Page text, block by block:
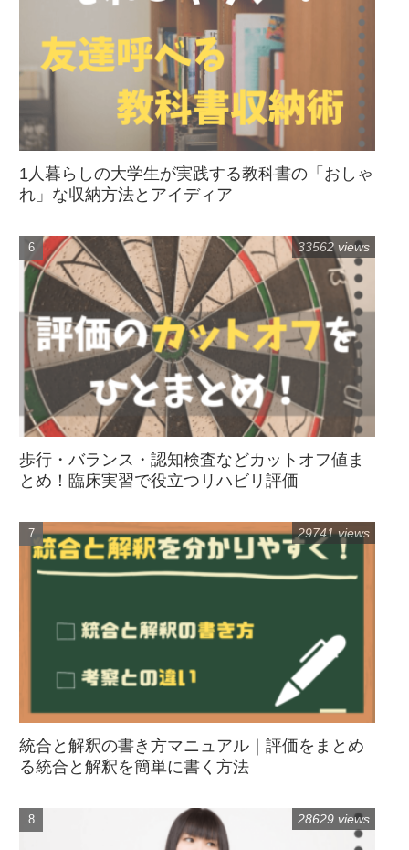
1人暮らしの大学生が実践する教科書の「おしゃ
れ」な収納方法とアイディア
歩行・バランス・認知検査などカットオフ値ま
とめ！臨床実習で役立つリハビリ評価
33562 views
統合と解釈の書き方マニュアル｜評価をまとめ
る統合と解釈を簡単に書く方法
29741 views
28629 views